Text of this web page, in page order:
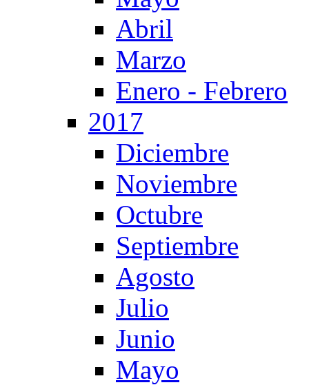
Abril
Marzo
Enero - Febrero
2017
Diciembre
Noviembre
Octubre
Septiembre
Agosto
Julio
Junio
Mayo